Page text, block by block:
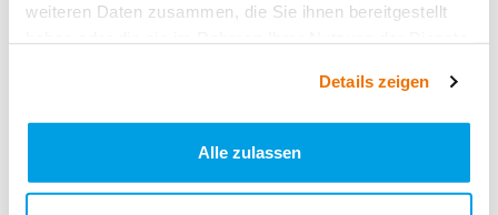
weiteren Daten zusammen, die Sie ihnen bereitgestellt
Details zeigen
Alle zulassen